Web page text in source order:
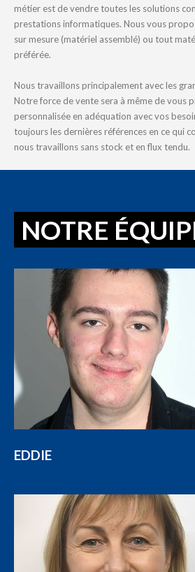
métier est de vendre toutes les solutions
prestations informatiques. Nous vous
sur mesure (matériel assemblé) ou tout
préférée.
Nous travaillons principalement avec les
Notre force de vente sera à même de vous
personnalisée en adéquation avec vos
toujours les dernières références en ce qui
nous travaillons sans stock et en flux tendu.
NOTRE
EDDIE